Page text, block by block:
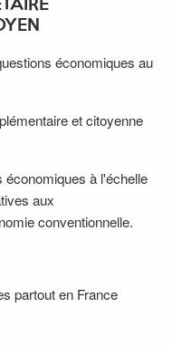
économiques au
et citoyenne
économiques à l'échelle
aux
conventionnelle.
partout en France